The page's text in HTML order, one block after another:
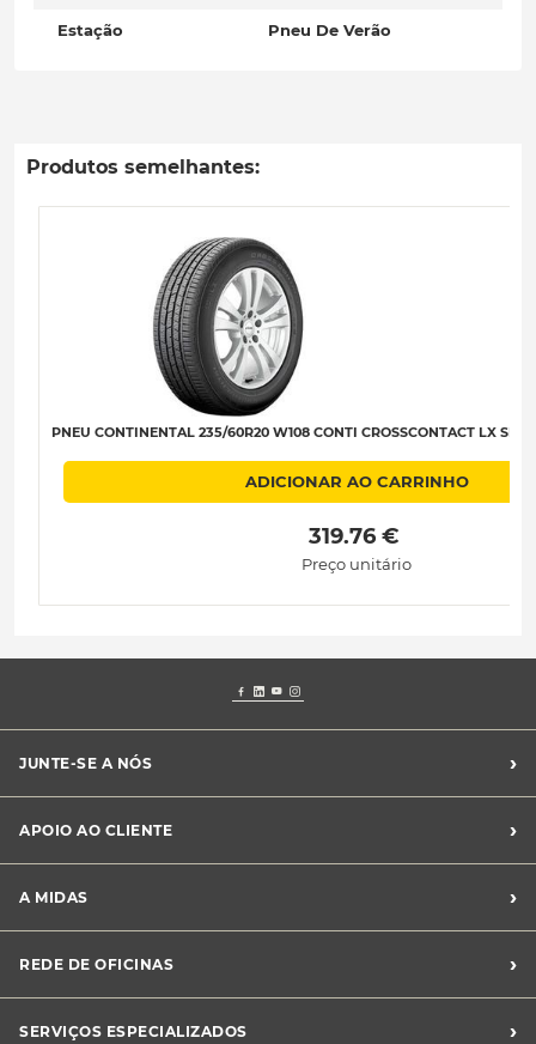
Estação Pneu De Verão
Produtos semelhantes:
PNEU CONTINENTAL 235/60R20 W108 CONTI CROSSCONTACT LX
ADICIONAR AO CARRINHO
319.76 €
Preço unitário
JUNTE-SE A NÓS ›
Franchising Midas
APOIO AO CLIENTE ›
Livro de Reclamações
Canal de Denúncias
Perguntas Frequentes
A MIDAS ›
Sustentabilidade
Notícias Midas
REDE DE OFICINAS ›
SERVIÇOS ESPECIALIZADOS
›